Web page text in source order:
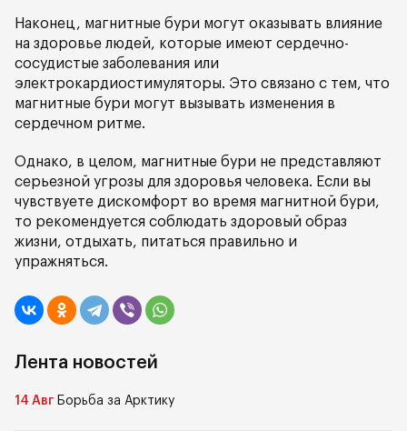
Наконец, магнитные бури могут оказывать влияние
на здоровье людей, которые имеют сердечно-
сосудистые заболевания или
электрокардиостимуляторы. Это связано с тем, что
магнитные бури могут вызывать изменения в
сердечном ритме.
Однако, в целом, магнитные бури не представляют
серьезной угрозы для здоровья человека. Если вы
чувствуете дискомфорт во время магнитной бури,
то рекомендуется соблюдать здоровый образ
жизни, отдыхать, питаться правильно и
упражняться.
Лента новостей
14 Авг Борьба за Арктику